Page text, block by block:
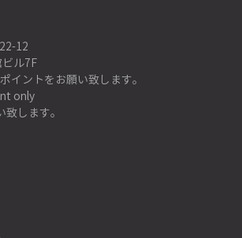
12
ル7F
イントをお願い致します。
only
致します。